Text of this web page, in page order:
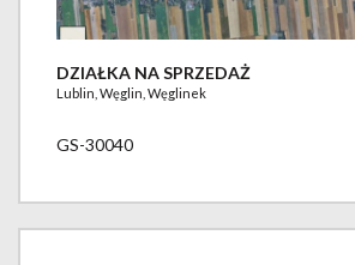
DZIAŁKA NA SPRZEDAŻ
Lublin, Węglin, Węglinek
GS-30040